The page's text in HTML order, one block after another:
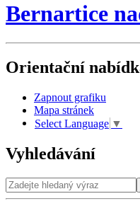
Bernartice
Orientační
Zapnout grafiku
Mapa stránek
Select Language ▼
Vyhledávání